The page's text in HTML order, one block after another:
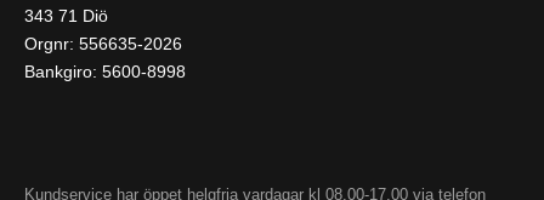
343 71 Diö
Orgnr: 556635-2026
Bankgiro: 5600-8998
Kundservice har öppet helgfria vardagar kl 08.00-17.00 via telefon